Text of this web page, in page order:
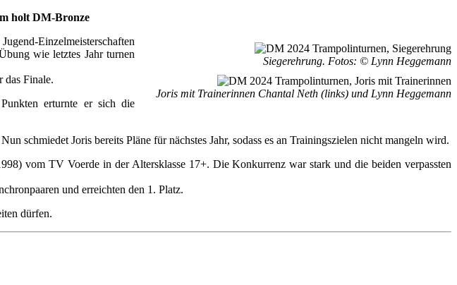
holt DM-Bronze
Siegerehrung. Fotos: © Lynn Heggemann
Joris mit Trainerinnen Chantal Neth (links) und Lynn Heggemann
Einzelmeisterschaften
wie letztes Jahr turnen
das Finale.
erturnte er sich die
schmiedet Joris bereits Pläne für nächstes Jahr, sodass es an Trainingszielen nicht mangeln wird.
vom TV Voerde in der Altersklasse 17+. Die Konkurrenz war stark und die beiden verpassten
und erreichten den 1. Platz.
dürfen.